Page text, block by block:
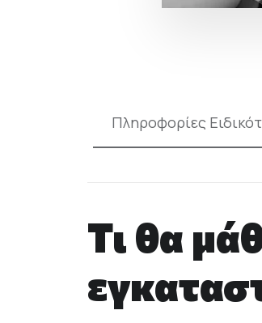
Πληροφορίες
Τι θα